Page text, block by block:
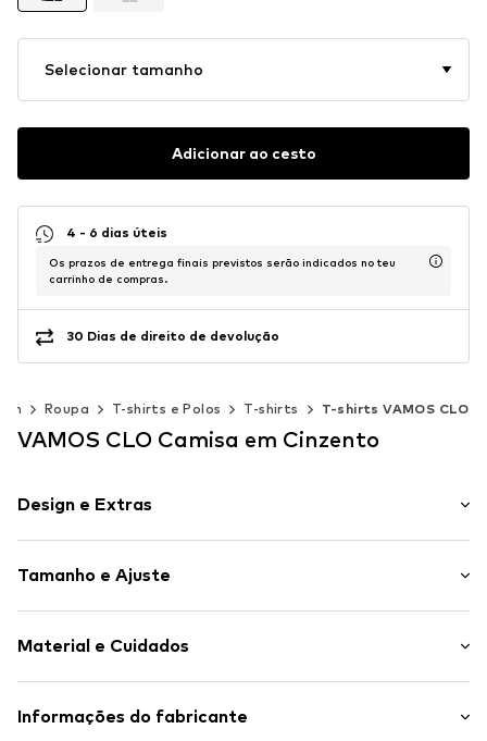
Selecionar tamanho
Adicionar ao cesto
4 - 6 dias úteis
Os prazos de entrega finais previstos serão indicados no teu
carrinho de compras.
30 Dias de direito de devolução
Roupa T-shirts e Polos T-shirts T-shirts VAMOS CLO
VAMOS CLO Camisa em Cinzento
Design e Extras
Algodão
Gola redonda
Bainha/borda cosida
Corte solto
Tamanho e Ajuste
Comprimento: Comprimento normal
Ajuste: Ajuste solto
Material e Cuidados
Material superior: 100% Algodão
Informações do fabricante